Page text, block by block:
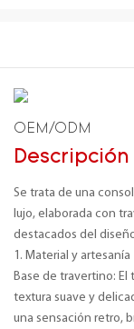
OEM/ODM
Se trata de una
lujo, elaborada con
destacados del
1. Material y artesanía
Base de travertino:
textura suave y
una sensación retro,